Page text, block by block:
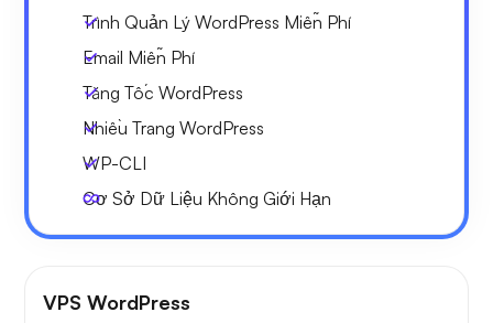
Trình Quản Lý WordPress Miễn Phí
Email Miễn Phí
Tăng Tốc WordPress
Nhiều Trang WordPress
WP-CLI
Cơ Sở Dữ Liệu Không Giới Hạn
VPS WordPress